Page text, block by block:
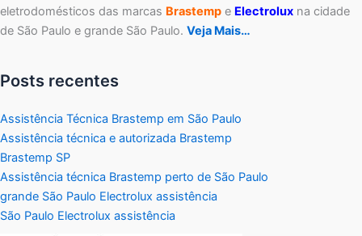
eletrodomésticos das marcas Brastemp e Electrolux na cidade
de São Paulo e grande São Paulo. Veja Mais…
Posts recentes
Assistência Técnica Brastemp em São Paulo
Assistência técnica e autorizada Brastemp
Brastemp SP
Assistência técnica Brastemp perto de São Paulo
grande São Paulo Electrolux assistência
São Paulo Electrolux assistência